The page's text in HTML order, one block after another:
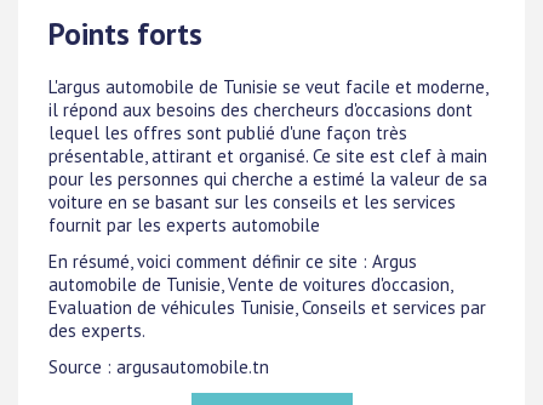
Points forts
L'argus automobile de Tunisie se veut facile et moderne,
il répond aux besoins des chercheurs d'occasions dont
lequel les offres sont publié d'une façon très
présentable, attirant et organisé. Ce site est clef à main
pour les personnes qui cherche a estimé la valeur de sa
voiture en se basant sur les conseils et les services
fournit par les experts automobile
En résumé, voici comment définir ce site : Argus
automobile de Tunisie, Vente de voitures d'occasion,
Evaluation de véhicules Tunisie, Conseils et services par
des experts.
Source : argusautomobile.tn